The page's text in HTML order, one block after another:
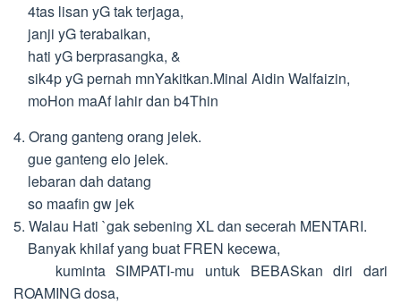
4tas lisan yG tak terjaga,
janji yG terabaikan,
hati yG berprasangka, &
sik4p yG pernah mnYakitkan.Minal Aidin Walfaizin,
moHon maAf lahir dan b4Thin
4. Orang ganteng orang jelek.
gue ganteng elo jelek.
lebaran dah datang
so maafin gw jek
5. Walau Hati `gak sebening XL dan secerah MENTARI.
Banyak khilaf yang buat FREN kecewa,
kuminta SIMPATI-mu untuk BEBASkan diri dari
ROAMING dosa,